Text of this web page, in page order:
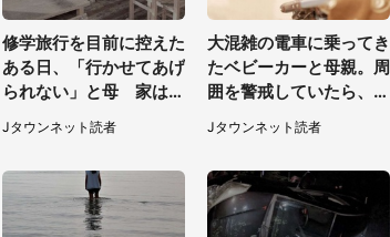
修学旅行を目前に控えた
ある日、「行かせてあげ
られない」と母 家は貧
しく、私は納得したけれ
ど...（北海道・70代以
Jタウンネット読者
大混雑の電車に乗ってき
たベビーカーと母親。周
囲を警戒していたら、若
い男性客が思いもよらぬ
行動に（東京都・50代
Jタウンネット読者